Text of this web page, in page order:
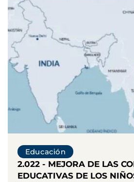
Educación
2.022 - MEJORA DE LAS
EDUCATIVAS DE LOS